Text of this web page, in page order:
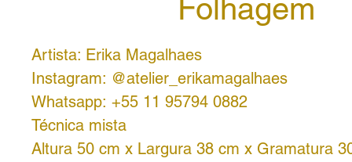
Folhagem
Artista: Erika Magalhaes
Instagram: @atelier_erikamagalhaes
Whatsapp: +55 11 95794 0882
Técnica mista
Altura 50 cm x Largura 38 cm x Gramatura